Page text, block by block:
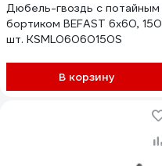
Дюбель-гвоздь с потайным
бортиком BEFAST 6x60, 150
шт. KSML06060150S
В корзину